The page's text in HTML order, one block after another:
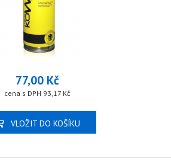
77,00 Kč
cena s DPH 93,17 Kč
VLOŽIT DO KOŠÍKU